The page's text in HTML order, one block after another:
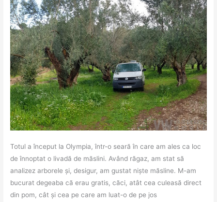
Totul a început la Olympia, într-o seară în care am ales ca loc
de înnoptat o livadă de măslini. Având răgaz, am stat să
analizez arborele și, desigur, am gustat niște măsline. M-am
bucurat degeaba că erau gratis, căci, atât cea culeasă direct
din pom, cât și cea pe care am luat-o de pe jos